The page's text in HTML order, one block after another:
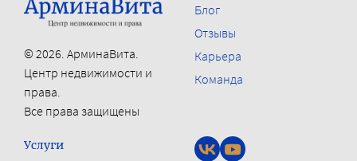
© 2026. АрминаВита.
Центр недвижимости и
права.
Все права защищены
Блог
Отзывы
Карьера
Команда
Услуги